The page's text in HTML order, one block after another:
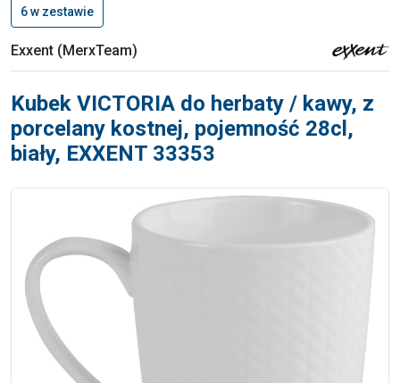
6 w zestawie
Exxent (MerxTeam)
Kubek VICTORIA do herbaty / kawy, z
porcelany kostnej, pojemność 28cl,
biały, EXXENT 33353